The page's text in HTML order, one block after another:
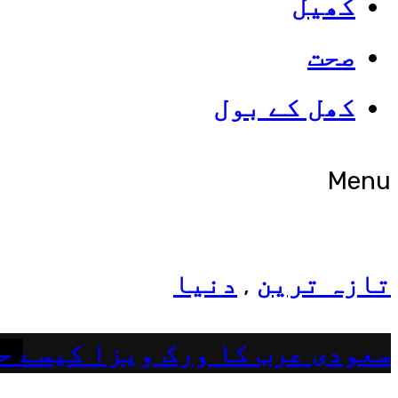
صحت
کھل کے بول
Menu
شوبز
ہانیہ عامر کی بہن ایشا
تازہ ترین , دنیا
سعودی عرب کا ورک ویزا کیسے